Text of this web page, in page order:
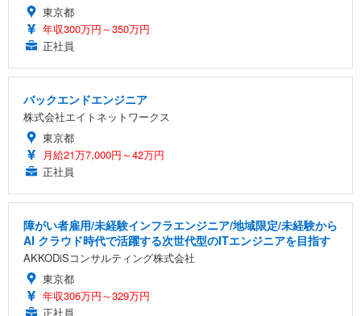
東京都
年収300万円～350万円
正社員
バックエンドエンジニア
株式会社エイトネットワークス
東京都
月給21万7,000円～42万円
正社員
障がい者雇用/未経験インフラエンジニア/地域限定/未経験から
AI クラウド時代で活躍する次世代型のITエンジニアを目指す
AKKODiSコンサルティング株式会社
東京都
年収306万円～329万円
正社員